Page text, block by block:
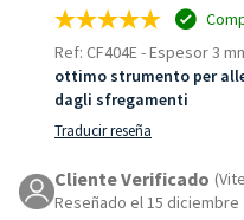
Ref: CF404E -Espesor 3
ottimo strumento per
dagli sfregamenti
Traducir reseña
Cliente Verificado
Reseñado el 15 diciembre